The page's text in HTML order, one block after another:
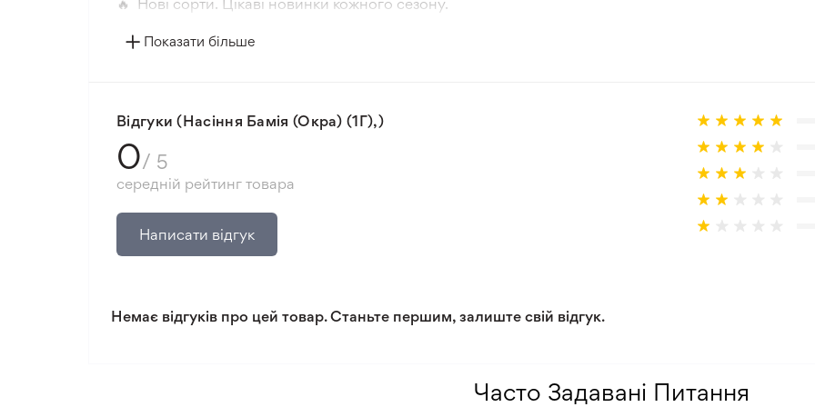
🔥 Нові сорти. Цікаві новинки кожного сезону.
📸 Відповідність сортів. Співпадіння фотографії товара та реальної рослини.
Показати більше
Відгуки (Насіння Бамія (Окра) (1Г),)
0/ 5
середній рейтинг товара
Написати відгук
Немає відгуків про цей товар. Станьте першим, залиште свій відгук.
Часто Задавані Питання